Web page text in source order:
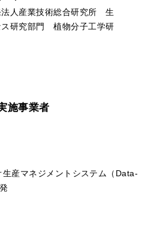
人産業技術総合研究所 生
研究部門 植物分子工学研
施事業者
産マネジメントシステム（Data-